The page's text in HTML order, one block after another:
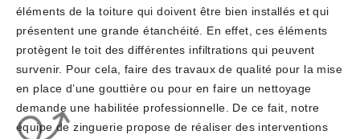
éléments de la toiture qui doivent être bien installés et qui
présentent une grande étanchéité. En effet, ces éléments
protègent le toit des différentes infiltrations qui peuvent
survenir. Pour cela, faire des travaux de qualité pour la mise
en place d’une gouttière ou pour en faire un nettoyage
demande une habilitée professionnelle. De ce fait, notre
équipe de zinguerie propose de réaliser des interventions